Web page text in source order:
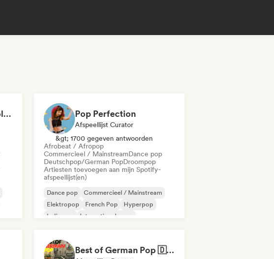
Born This Way: Unapologetically Queer Pop Perfection
Afspeellijst Curator
&gt; 1700 gegeven antwoorden
Afrobeat / Afropop
Commercieel / MainstreamDance pop
Deutschpop/German PopDroompop
Artiesten toevoegen aan mijn Spotify-
afspeellijst(en)
Dance pop
Commercieel / Mainstream
Elektropop
French Pop
Hyperpop
Indie pop
Internationale pop
Best of German Pop 🇩🇪